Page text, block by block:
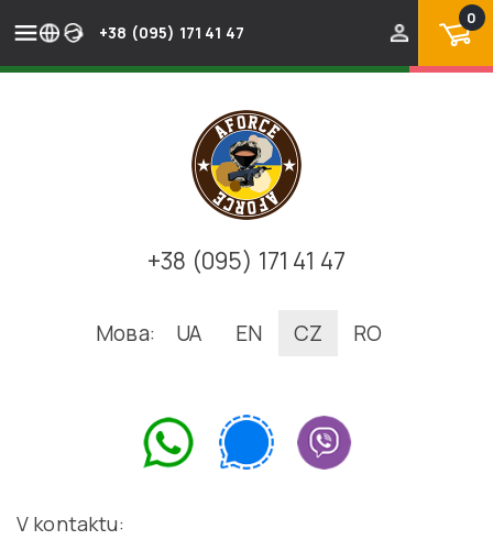
+38 (095) 171 41 47
0
+38 (095) 171 41 47
Мова: UA EN CZ RO
V kontaktu: